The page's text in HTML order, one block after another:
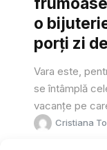
o
porți zi
Vara este,
se întâmplă
vacanțe pe
Cristiana